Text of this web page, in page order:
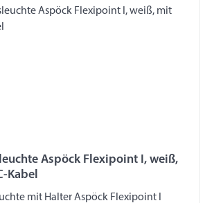
Aspöck Flexipoint I, weiß,
Kabel
mit Halter Aspöck Flexipoint I